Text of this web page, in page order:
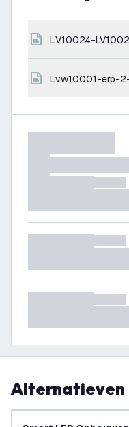
LV10024-
lvw10001-erp-
Alternatieven